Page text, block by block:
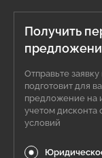
Получить
Отправьте
подготовит для
предложение на
учетом дисконта
условий